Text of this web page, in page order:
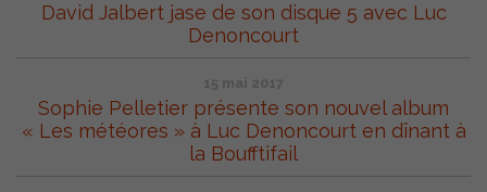
David Jalbert jase de son disque 5 avec Luc
Denoncourt
15 mai 2017
Sophie Pelletier présente son nouvel album
« Les météores » à Luc Denoncourt en dînant à
la Boufftifail